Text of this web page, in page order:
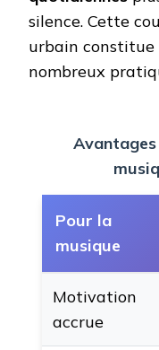
silence. Cette
urbain constitue
nombreux
Pour la
musique
Motivation
accrue